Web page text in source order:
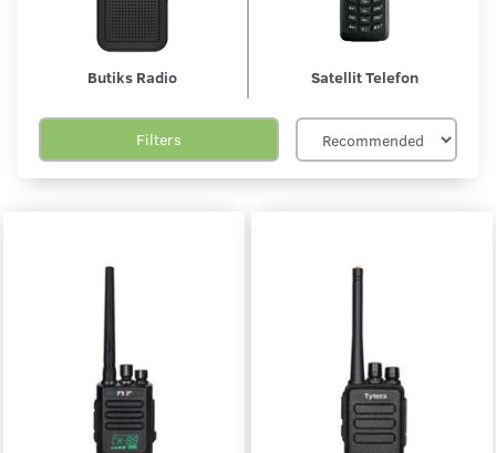
Butiks Radio Satellit Telefon
Filters